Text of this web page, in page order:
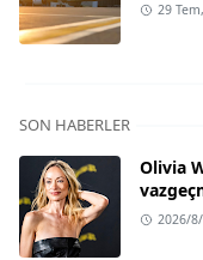
29
SON HABERLER
Olivia
2026/